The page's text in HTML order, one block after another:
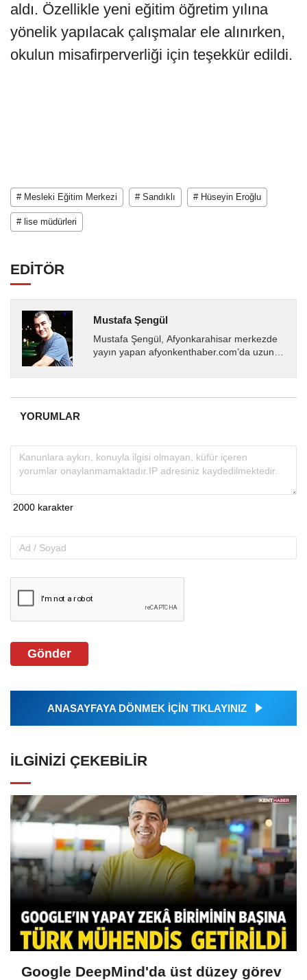
aldı. Özellikle yeni eğitim öğretim yılına
yönelik yapılacak çalışmalar ele alınırken,
okulun misafirperverliği için teşekkür edildi.
# Mesleki Eğitim Merkezi # Sandıklı # Hüseyin Eroğlu
# lise müdürleri
EDİTÖR
Mustafa Şengül
Mustafa Şengül, Afyonkarahisar merkezde
yayın yapan afyonkenthaber.com’da uzun
almakta, haber akışı...
YORUMLAR
Gönder
ANASAYFAYA DÖNMEK İÇİN TIKLAYINIZ
İLGINIZI ÇEKEBILIR
Google DeepMind'da üst düzey görev